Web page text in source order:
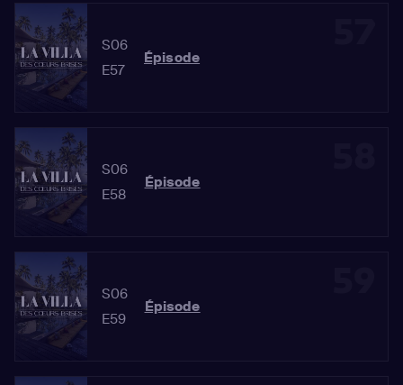
S06
E57
Épisode
S06
E58
Épisode
S06
E59
Épisode